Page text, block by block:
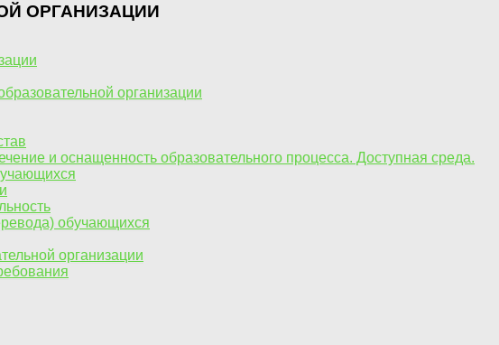
ОРГАНИЗАЦИИ
организации
и оснащенность образовательного процесса. Доступная среда.
обучающихся
организации